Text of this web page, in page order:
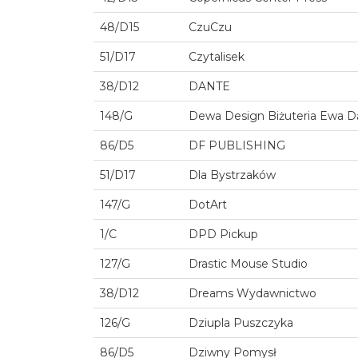
48/D15 CzuCzu
51/D17 Czytalisek
38/D12 DANTE
148/G Dewa Design Biżuteria Ewa
86/D5 DF PUBLISHING
51/D17 Dla Bystrzaków
147/G DotArt
1/C DPD Pickup
127/G Drastic Mouse Studio
38/D12 Dreams Wydawnictwo
126/G Dziupla Puszczyka
86/D5 Dziwny Pomysł